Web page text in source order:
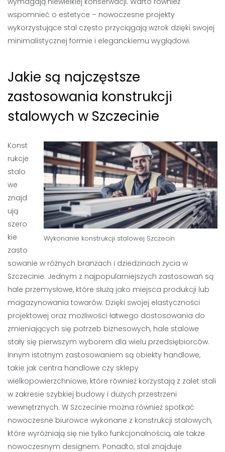
wspomnieć o estetyce – nowoczesne projekty
wykorzystujące stal często przyciągają wzrok dzięki swojej
minimalistycznej formie i eleganckiemu wyglądowi.
Jakie są najczęstsze
zastosowania konstrukcji
stalowych w Szczecinie
Wykonanie konstrukcji stalowej Szczecin
Konst
rukcje
stalo
we
znajd
ują
szero
kie
zasto
sowanie w różnych branżach i dziedzinach życia w
Szczecinie. Jednym z najpopularniejszych zastosowań są
hale przemysłowe, które służą jako miejsca produkcji lub
magazynowania towarów. Dzięki swojej elastyczności
projektowej oraz możliwości łatwego dostosowania do
zmieniających się potrzeb biznesowych, hale stalowe
stały się pierwszym wyborem dla wielu przedsiębiorców.
Innym istotnym zastosowaniem są obiekty handlowe,
takie jak centra handlowe czy sklepy
wielkopowierzchniowe, które również korzystają z zalet stali
w zakresie szybkiej budowy i dużych przestrzeni
wewnętrznych. W Szczecinie można również spotkać
nowoczesne biurowce wykonane z konstrukcji stalowych,
które wyróżniają się nie tylko funkcjonalnością, ale także
nowoczesnym designem. Ponadto, stal znajduje